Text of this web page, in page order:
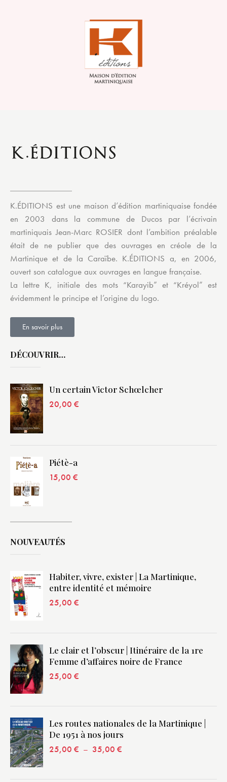
K.ÉDITIONS est une maison d’édition martiniquaise fondée
en 2003 dans la commune de Ducos par l’écrivain
martiniquais Jean-Marc ROSIER dont l’ambition préalable
était de ne publier que des ouvrages en créole de la
Martinique et de la Caraïbe. K.ÉDITIONS a, en 2006,
ouvert son catalogue aux ouvrages en langue française.
La lettre K, initiale des mots “Karayib” et “Kréyol” est
évidemment le principe et l’origine du logo.
En savoir plus
DÉCOUVRIR…
Un certain Victor Schœlcher
20,00 €
Piétè-a
15,00 €
NOUVEAUTÉS
Habiter, vivre, exister | La Martinique,
entre identité et mémoire
25,00 €
Le clair et l’obscur | Itinéraire de la 1re
Femme d’affaires noire de France
25,00 €
Les routes nationales de la Martinique |
De 1951 à nos jours
25,00 € – 35,00 €